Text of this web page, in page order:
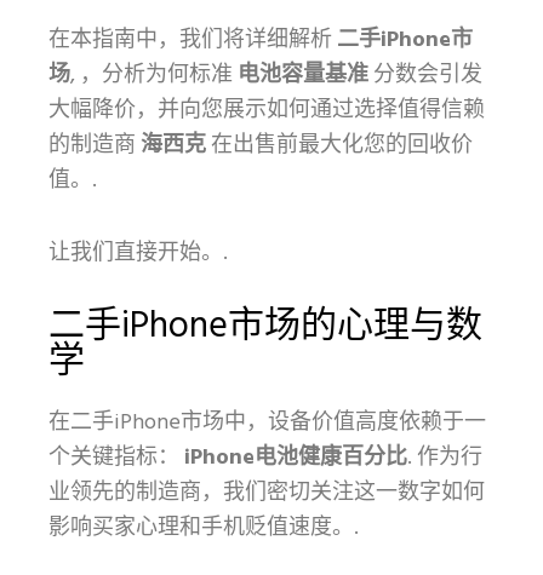
在本指南中，我们将详细解析二手iPhone市
场, ，分析为何标准 电池容量基准分数会引发
大幅降价，并向您展示如何通过选择值得信赖
的制造商 海西克在出售前最大化您的回收价
值。.
让我们直接开始。.
二手iPhone市场的心理与数
学
在二手iPhone市场中，设备价值高度依赖于一
个关键指标： iPhone电池健康百分比. 作为行
业领先的制造商，我们密切关注这一数字如何
影响买家心理和手机贬值速度。.